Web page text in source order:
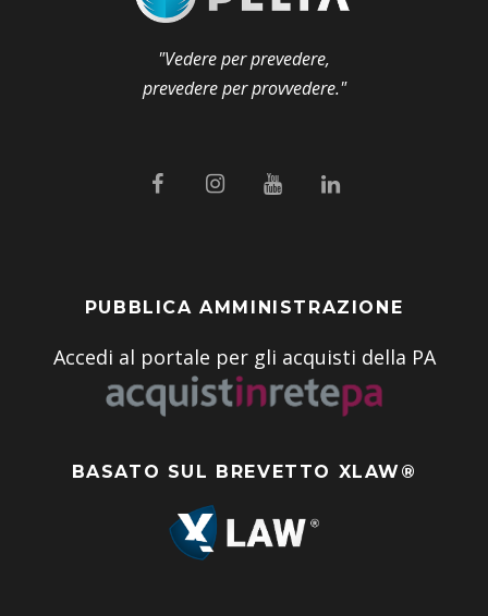
"Vedere per prevedere,
prevedere per provvedere."
PUBBLICA AMMINISTRAZIONE
Accedi al portale per gli acquisti della PA
BASATO SUL BREVETTO XLAW®